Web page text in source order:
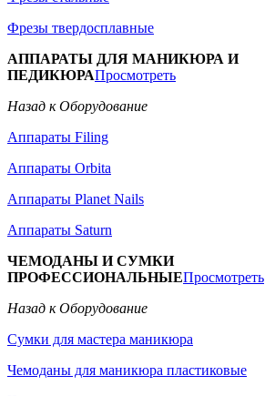
Фрезы твердосплавные
АППАРАТЫ ДЛЯ МАНИКЮРА И
ПЕДИКЮРАПросмотреть
Назад к Оборудование
Аппараты Filing
Аппараты Orbita
Аппараты Planet Nails
Аппараты Saturn
ЧЕМОДАНЫ И СУМКИ
ПРОФЕССИОНАЛЬНЫЕПросмотреть
Назад к Оборудование
Сумки для мастера маникюра
Чемоданы для маникюра пластиковые